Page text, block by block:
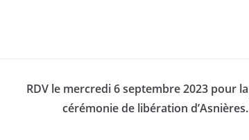
RDV le mercredi 6 septembre 2023 pour la
cérémonie de libération d’Asnières.